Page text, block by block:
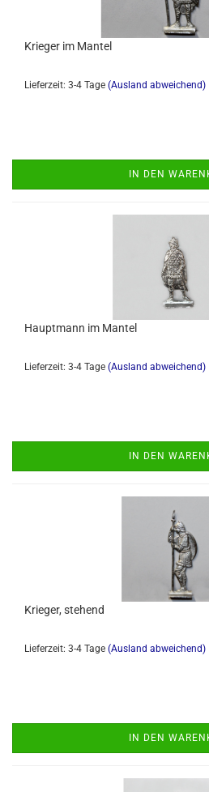
Krieger im Mantel
Lieferzeit: 3-4 Tage (Ausland abweichend)
IN DEN
Hauptmann im Mantel
Lieferzeit: 3-4 Tage (Ausland abweichend)
IN DEN
Krieger, stehend
Lieferzeit: 3-4 Tage (Ausland abweichend)
IN DEN